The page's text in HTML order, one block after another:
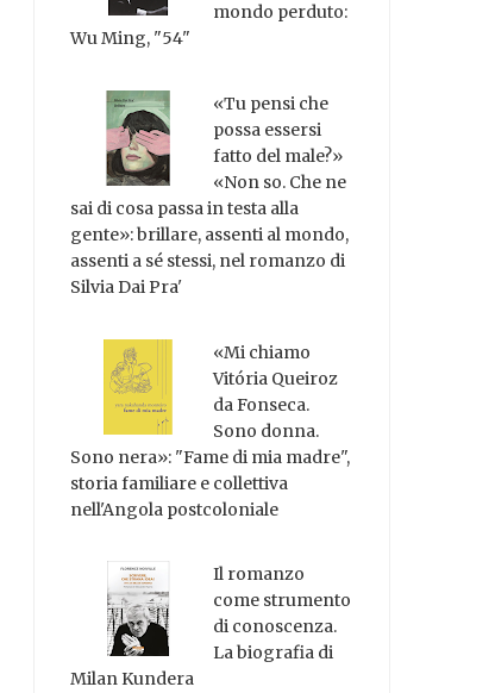
mondo perduto:
Wu Ming, "54"
«Tu pensi che
possa essersi
fatto del male?»
«Non so. Che ne
sai di cosa passa in testa alla
gente»: brillare, assenti al mondo,
assenti a sé stessi, nel romanzo di
Silvia Dai Pra'
«Mi chiamo
Vitória Queiroz
da Fonseca.
Sono donna.
Sono nera»: "Fame di mia madre",
storia familiare e collettiva
nell'Angola postcoloniale
Il romanzo
come strumento
di conoscenza.
La biografia di
Milan Kundera